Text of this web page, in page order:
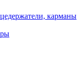
карманы